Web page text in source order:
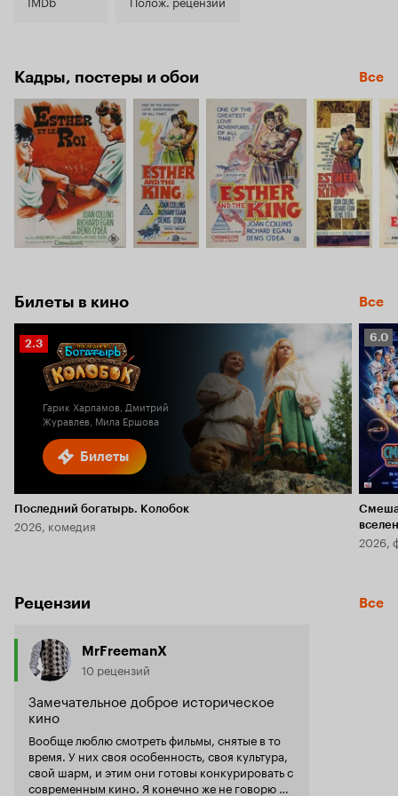
Кадры, постеры и обои Все
Билеты в кино Все
Билеты
Рейтинг
Кинопоиска
2.3
Гарик Харламов, Дмитрий
Журавлев, Мила Ершова
Последний богатырь. Колобок
2026, комедия
6.0
6.0
2026,
Рецензии Все
MrFreemanX
10 рецензий
Замечательное доброе историческое
кино
Вообще люблю смотреть фильмы, снятые в то
время. У них своя особенность, своя культура,
свой шарм, и этим они готовы конкурировать с
современным кино. Я конечно же не говорю о